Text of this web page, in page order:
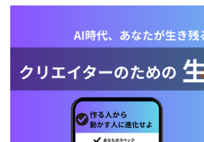
クリエイターインタビュー
ゲーム・エンタメ
広告
出版
CREATIVE VILLAGEからのお知
プロフェッショナル×つな